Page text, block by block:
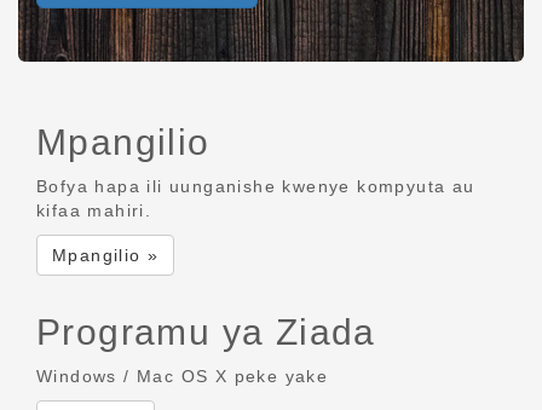
Mpangilio
Bofya hapa ili uunganishe kwenye kompyuta au
kifaa mahiri.
Mpangilio »
Programu ya Ziada
Windows / Mac OS X peke yake